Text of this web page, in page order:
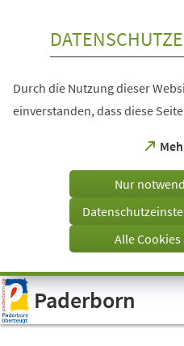
Visuelle
Assistenzsoftware
öffnen.
Durch die Nutzung dieser
einverstanden, dass diese
(Öffnet
einem
Tab)
Nur
Alle
Paderborn